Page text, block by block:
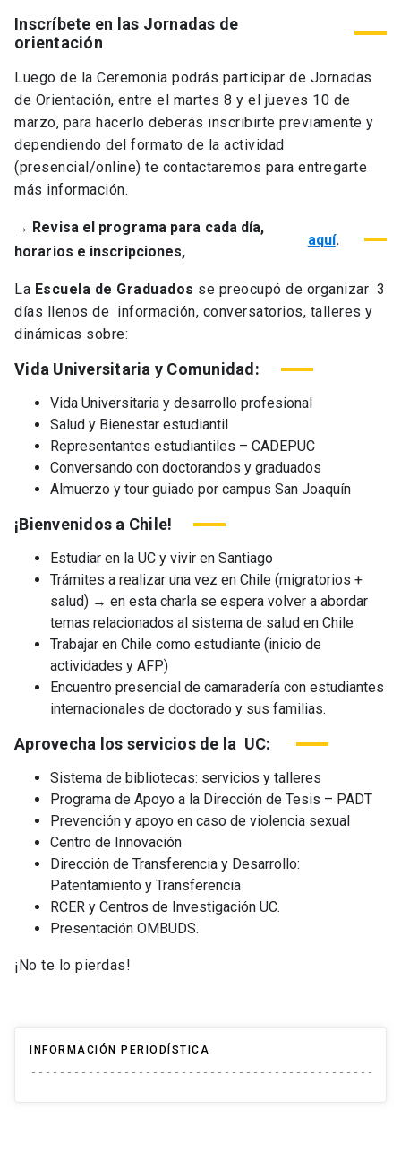
Inscríbete en las Jornadas de
orientación
Luego de la Ceremonia podrás participar de Jornadas
de Orientación, entre el martes 8 y el jueves 10 de
marzo, para hacerlo deberás inscribirte previamente y
dependiendo del formato de la actividad
(presencial/online) te contactaremos para entregarte
más información.
→ Revisa el programa para cada día,
horarios e inscripciones,
aquí.
La Escuela de Graduados se preocupó de organizar 3
días llenos de información, conversatorios, talleres y
dinámicas sobre:
Vida Universitaria y Comunidad:
Vida Universitaria y desarrollo profesional
Salud y Bienestar estudiantil
Representantes estudiantiles – CADEPUC
Conversando con doctorandos y graduados
Almuerzo y tour guiado por campus San Joaquín
¡Bienvenidos a Chile!
Estudiar en la UC y vivir en Santiago
Trámites a realizar una vez en Chile (migratorios +
salud) → en esta charla se espera volver a abordar
temas relacionados al sistema de salud en Chile
Trabajar en Chile como estudiante (inicio de
actividades y AFP)
Encuentro presencial de camaradería con estudiantes
internacionales de doctorado y sus familias.
Aprovecha los servicios de la UC:
Sistema de bibliotecas: servicios y talleres
Programa de Apoyo a la Dirección de Tesis – PADT
Prevención y apoyo en caso de violencia sexual
Centro de Innovación
Dirección de Transferencia y Desarrollo:
Patentamiento y Transferencia
RCER y Centros de Investigación UC.
Presentación OMBUDS.
¡No te lo pierdas!
INFORMACIÓN PERIODÍSTICA